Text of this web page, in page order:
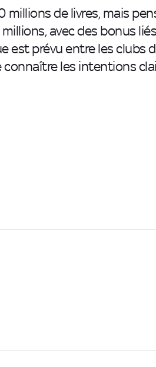
millions de livres, mais
avec des bonus
est prévu entre les clubs
les intentions